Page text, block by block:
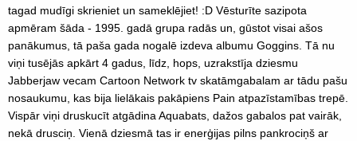
tagad mudīgi skrieniet un sameklējiet! :D Vēsturīte sazipota
apmēram šāda - 1995. gadā grupa radās un, gūstot visai ašos
panākumus, tā paša gada nogalē izdeva albumu Goggins. Tā nu
viņi tusējās apkārt 4 gadus, līdz, hops, uzrakstīja dziesmu
Jabberjaw vecam Cartoon Network tv skatāmgabalam ar tādu pašu
nosaukumu, kas bija lielākais pakāpiens Pain atpazīstamības trepē.
Vispār viņi druskucīt atgādina Aquabats, dažos gabalos pat vairāk,
nekā drusciņ. Vienā dziesmā tas ir enerģijas pilns pankrociņš ar